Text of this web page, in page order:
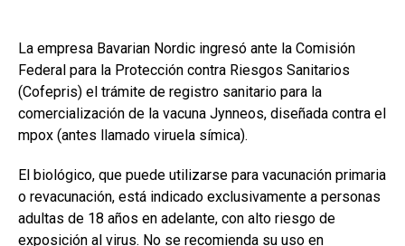
La empresa Bavarian Nordic ingresó ante la Comisión
Federal para la Protección contra Riesgos Sanitarios
(Cofepris) el trámite de registro sanitario para la
comercialización de la vacuna Jynneos, diseñada contra el
mpox (antes llamado viruela símica).
El biológico, que puede utilizarse para vacunación primaria
o revacunación, está indicado exclusivamente a personas
adultas de 18 años en adelante, con alto riesgo de
exposición al virus. No se recomienda su uso en